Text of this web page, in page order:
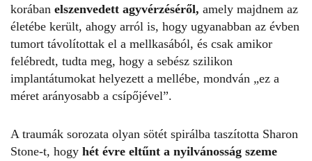
korában elszenvedett agyvérzéséről, amely majdnem az
életébe került, ahogy arról is, hogy ugyanabban az évben
tumort távolítottak el a mellkasából, és csak amikor
felébredt, tudta meg, hogy a sebész szilikon
implantátumokat helyezett a mellébe, mondván „ez a
méret arányosabb a csípőjével”.
A traumák sorozata olyan sötét spirálba taszította Sharon
Stone-t, hogy hét évre eltűnt a nyilvánosság szeme